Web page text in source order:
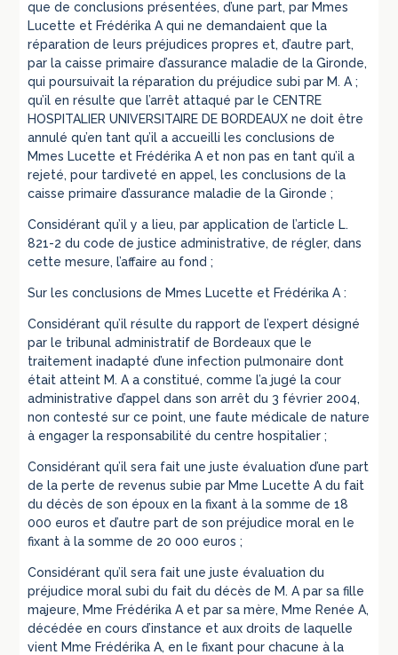
que de conclusions présentées, d’une part, par Mmes
Lucette et Frédérika A qui ne demandaient que la
réparation de leurs préjudices propres et, d’autre part,
par la caisse primaire d’assurance maladie de la Gironde,
qui poursuivait la réparation du préjudice subi par M. A ;
qu’il en résulte que l’arrêt attaqué par le CENTRE
HOSPITALIER UNIVERSITAIRE DE BORDEAUX ne doit être
annulé qu’en tant qu’il a accueilli les conclusions de
Mmes Lucette et Frédérika A et non pas en tant qu’il a
rejeté, pour tardiveté en appel, les conclusions de la
caisse primaire d’assurance maladie de la Gironde ;
Considérant qu’il y a lieu, par application de l’article L.
821-2 du code de justice administrative, de régler, dans
cette mesure, l’affaire au fond ;
Sur les conclusions de Mmes Lucette et Frédérika A :
Considérant qu’il résulte du rapport de l’expert désigné
par le tribunal administratif de Bordeaux que le
traitement inadapté d’une infection pulmonaire dont
était atteint M. A a constitué, comme l’a jugé la cour
administrative d’appel dans son arrêt du 3 février 2004,
non contesté sur ce point, une faute médicale de nature
à engager la responsabilité du centre hospitalier ;
Considérant qu’il sera fait une juste évaluation d’une part
de la perte de revenus subie par Mme Lucette A du fait
du décès de son époux en la fixant à la somme de 18
000 euros et d’autre part de son préjudice moral en le
fixant à la somme de 20 000 euros ;
Considérant qu’il sera fait une juste évaluation du
préjudice moral subi du fait du décès de M. A par sa fille
majeure, Mme Frédérika A et par sa mère, Mme Renée A,
décédée en cours d’instance et aux droits de laquelle
vient Mme Frédérika A, en le fixant pour chacune à la